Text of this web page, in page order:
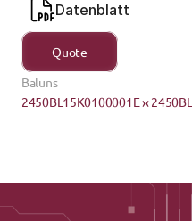
Datenblatt
Quote
Baluns
2450BL15K0100001E ›‹